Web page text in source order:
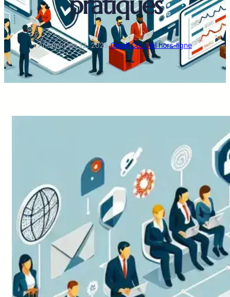
Antony·Déc 12, 2025·Gmail Courriel hors-ligne